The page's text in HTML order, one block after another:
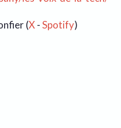
(X-Spotify)